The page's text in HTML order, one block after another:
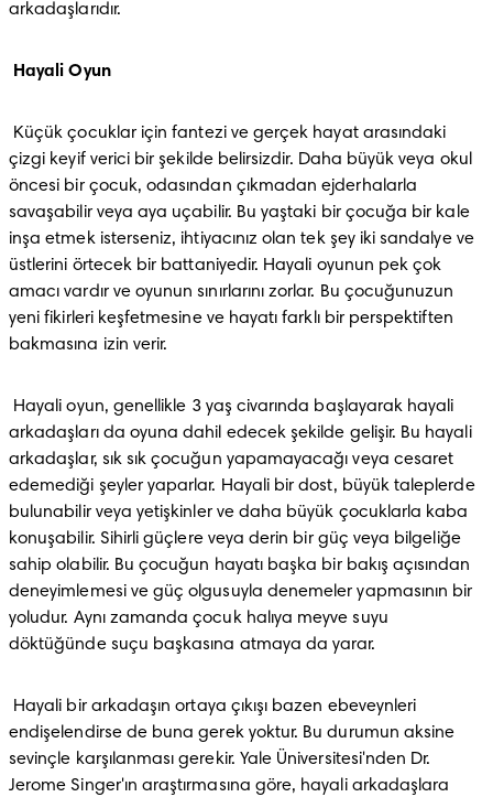
arkadaşlarıdır.
Hayali Oyun
çizgi keyif verici bir şekilde belirsizdir. Daha büyük veya okul
öncesi bir çocuk, odasından çıkmadan ejderhalarla
savaşabilir veya aya uçabilir. Bu yaştaki bir çocuğa bir kale
inşa etmek isterseniz, ihtiyacınız olan tek şey iki sandalye ve
üstlerini örtecek bir battaniyedir. Hayali oyunun pek çok
amacı vardır ve oyunun sınırlarını zorlar. Bu çocuğunuzun
yeni fikirleri keşfetmesine ve hayatı farklı bir perspektiften
bakmasına izin verir.
arkadaşları da oyuna dahil edecek şekilde gelişir. Bu hayali
arkadaşlar, sık sık çocuğun yapamayacağı veya cesaret
edemediği şeyler yaparlar. Hayali bir dost, büyük taleplerde
bulunabilir veya yetişkinler ve daha büyük çocuklarla kaba
konuşabilir. Sihirli güçlere veya derin bir güç veya bilgeliğe
sahip olabilir. Bu çocuğun hayatı başka bir bakış açısından
deneyimlemesi ve güç olgusuyla denemeler yapmasının bir
yoludur. Aynı zamanda çocuk halıya meyve suyu
döktüğünde suçu başkasına atmaya da yarar.
endişelendirse de buna gerek yoktur. Bu durumun aksine
sevinçle karşılanması gerekir. Yale Üniversitesi'nden Dr.
Jerome Singer'ın araştırmasına göre, hayali arkadaşlara